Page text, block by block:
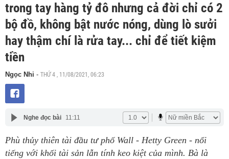
trong tay hàng tỷ đô nhưng cả đời chỉ có 2
bộ đồ, không bật nước nóng, dùng lò sưởi
hay thậm chí là rửa tay... chỉ để tiết kiệm
tiền
Ngọc Nhi - THỨ 4 , 11/08/2021, 06:23
Nghe đọc bài 11:11
Phù thủy thiên tài đầu tư phố Wall - Hetty Green - nổi
tiếng với khối tài sản lẫn tính keo kiệt của mình. Bà là